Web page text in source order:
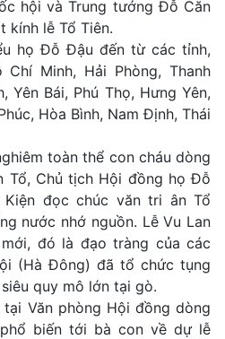
hội và Trung tướng Đỗ Căn
kính lễ Tổ Tiên.
họ Đỗ Đậu đến từ các tỉnh,
Minh, Hải Phòng, Thanh
Yên Bái, Phú Thọ, Hưng Yên,
Hòa Bình, Nam Định, Thái
toàn thể con cháu dòng
Tổ, Chủ tịch Hội đồng họ Đỗ
đọc chúc văn tri ân Tổ
nước nhớ nguồn. Lễ Vu Lan
đó là đạo tràng của các
(Hà Đông) đã tổ chức tụng
quy mô lớn tại gò.
Văn phòng Hội đồng dòng
biến tới bà con về dự lễ